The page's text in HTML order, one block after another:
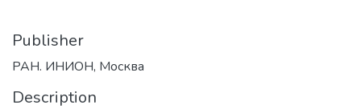
Publisher
РАН. ИНИОН, Москва
Description